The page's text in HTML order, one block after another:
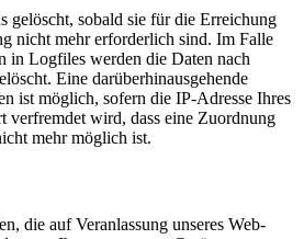
gelöscht, sobald sie für die Erreichung
nicht mehr erforderlich sind. Im Falle
in Logfiles werden die Daten nach
Eine darüberhinausgehende
ist möglich, sofern die IP-Adresse Ihres
verfremdet wird, dass eine Zuordnung
mehr möglich ist.
die auf Veranlassung unseres Web-